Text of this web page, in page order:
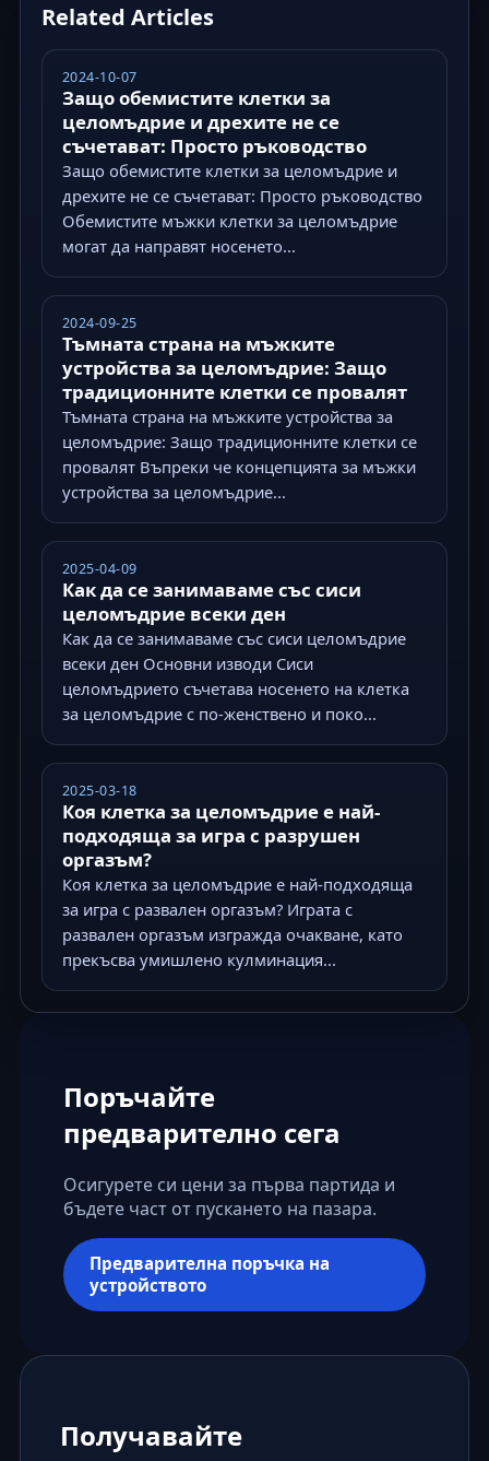
Related Articles
2024-10-07
Защо обемистите клетки за
целомъдрие и дрехите не се
съчетават: Просто ръководство
Защо обемистите клетки за целомъдрие и
дрехите не се съчетават: Просто ръководство
Обемистите мъжки клетки за целомъдрие
могат да направят носенето...
2024-09-25
Тъмната страна на мъжките
устройства за целомъдрие: Защо
традиционните клетки се провалят
Тъмната страна на мъжките устройства за
целомъдрие: Защо традиционните клетки се
провалят Въпреки че концепцията за мъжки
устройства за целомъдрие...
2025-04-09
Как да се занимаваме със сиси
целомъдрие всеки ден
Как да се занимаваме със сиси целомъдрие
всеки ден Основни изводи Сиси
целомъдрието съчетава носенето на клетка
за целомъдрие с по-женствено и поко...
2025-03-18
Коя клетка за целомъдрие е най-
подходяща за игра с разрушен
оргазъм?
Коя клетка за целомъдрие е най-подходяща
за игра с развален оргазъм? Играта с
развален оргазъм изгражда очакване, като
прекъсва умишлено кулминация...
Поръчайте
предварително сега
Осигурете си цени за първа партида и
бъдете част от пускането на пазара.
Предварителна поръчка на
устройството
Получавайте